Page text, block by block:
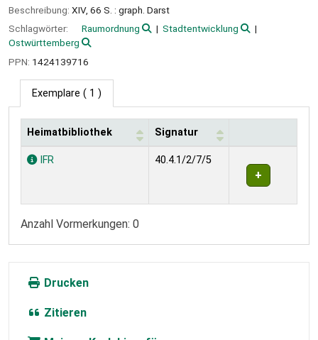
Beschreibung: XIV, 66 S. : graph. Darst
Schlagwörter:
Raumordnung
Stadtentwicklung
Ostwürttemberg
PPN: 1424139716
Exemplare ( 1 )
Exemplare
Heimatbibliothek Signatur
IFR 40.4.1/2/7/5
Anzahl Vormerkungen: 0
Drucken
Zitieren